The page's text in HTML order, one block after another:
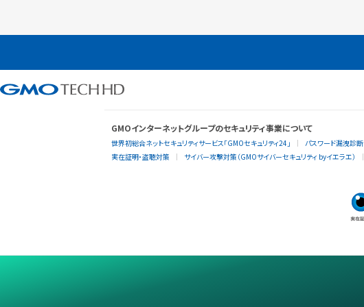
GMOインターネットグループのセキュリティ事業について
世界初総合ネットセキュリティサービス「GMOセキュリティ24」 パスワード漏洩診断
実在証明・盗聴対策
サイバー攻撃対策（GMOサイバーセキュリティ byイエラエ）